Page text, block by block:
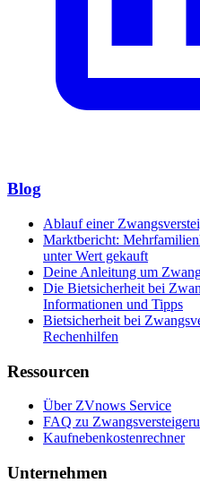
Blog
Ablauf einer
Marktbericht:
unter Wert gekauft
Deine Anleitung um
Die Bietsicherheit bei
Informationen und Tipps
Bietsicherheit bei
Rechenhilfen
Ressourcen
Über ZVnows Service
FAQ zu
Kaufnebenkostenrechner
Unternehmen